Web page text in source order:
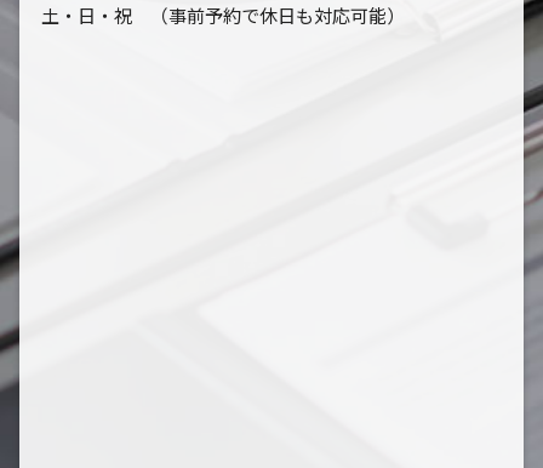
土・日・祝 （事前予約で休日も対応可能）